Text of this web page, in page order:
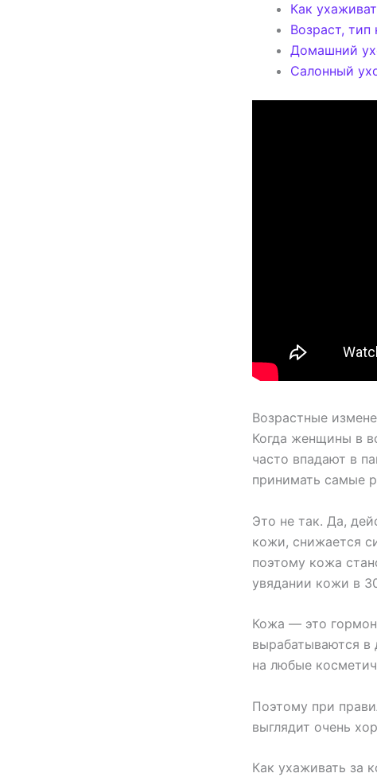
Как
Возраст,
Домашний
Салонный
Возрастные
Когда женщины в
часто впадают в
принимать самые
Это не так. Да,
кожи, снижается
поэтому кожа
увядании кожи в
Кожа — это
вырабатываются в
на любые
Поэтому при
выглядит очень
Как ухаживать за